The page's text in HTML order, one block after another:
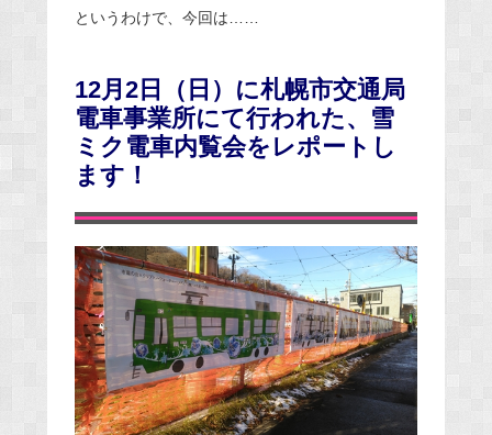
というわけで、今回は……
12月2日（日）に札幌市交通局
電車事業所にて行われた、雪
ミク電車内覧会をレポートし
ます！